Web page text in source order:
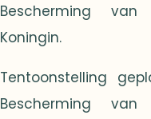
Bescherming
Koningin.
Tentoonstelling
Bescherming